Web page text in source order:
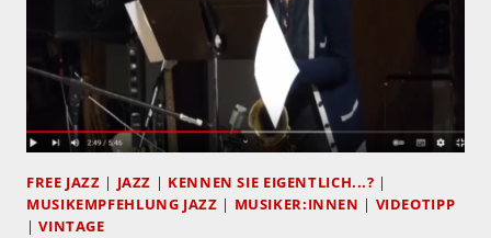
FREE JAZZ | JAZZ | KENNEN SIE EIGENTLICH...? |
MUSIKEMPFEHLUNG JAZZ | MUSIKER:INNEN | VIDEOTIPP
|VINTAGE